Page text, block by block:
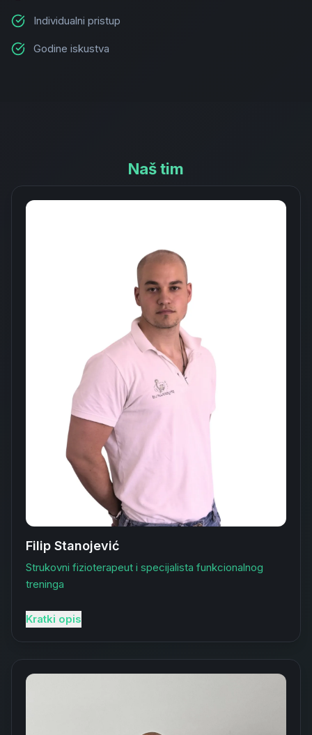
Individualni pristup
Godine iskustva
Naš tim
Filip Stanojević
Strukovni fizioterapeut i specijalista funkcionalnog
treninga
Kratki opis